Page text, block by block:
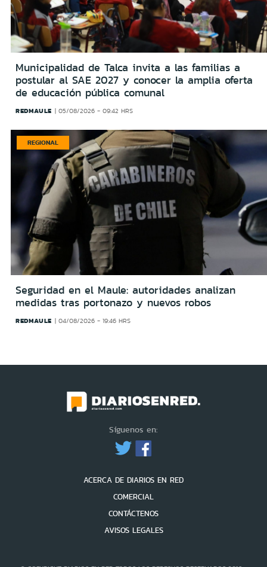
Municipalidad de Talca invita a las familias a
postular al SAE 2027 y conocer la amplia oferta
de educación pública comunal
REDMAULE 05/08/2026 - 09:42 HRS
REGIONAL
Seguridad en el Maule: autoridades analizan
medidas tras portonazo y nuevos robos
REDMAULE 04/08/2026 - 19:46 HRS
Síguenos en:
ACERCA DE DIARIOS EN RED
COMERCIAL
CONTÁCTENOS
AVISOS LEGALES